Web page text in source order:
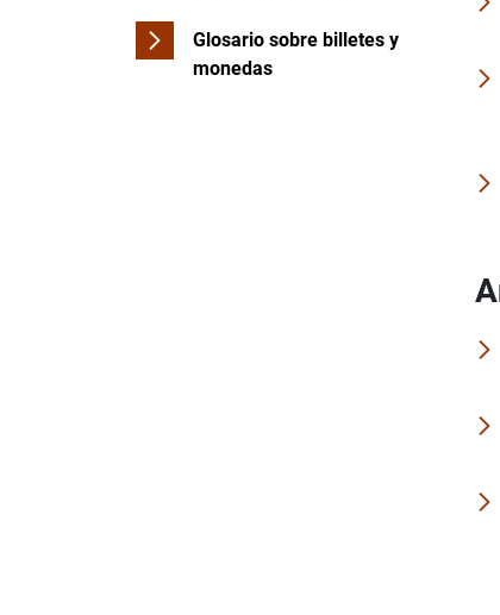
Glosario sobre billetes y
monedas